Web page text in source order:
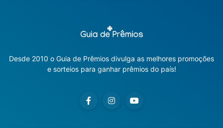
Desde 2010 o Guia de Prêmios divulga as melhores promoções
e sorteios para ganhar prêmios do país!